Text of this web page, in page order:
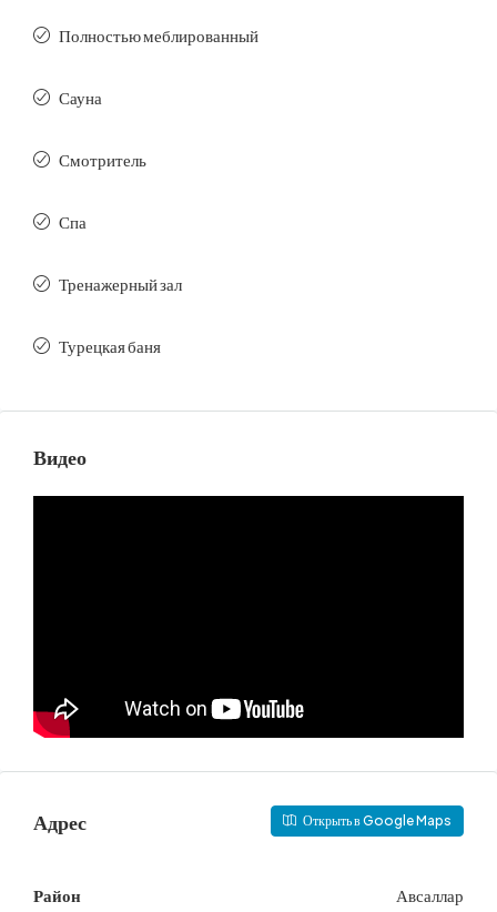
Полностью меблированный
Сауна
Смотритель
Спа
Тренажерный зал
Турецкая баня
Видео
Адрес Открыть в Google Maps
Район Авсаллар